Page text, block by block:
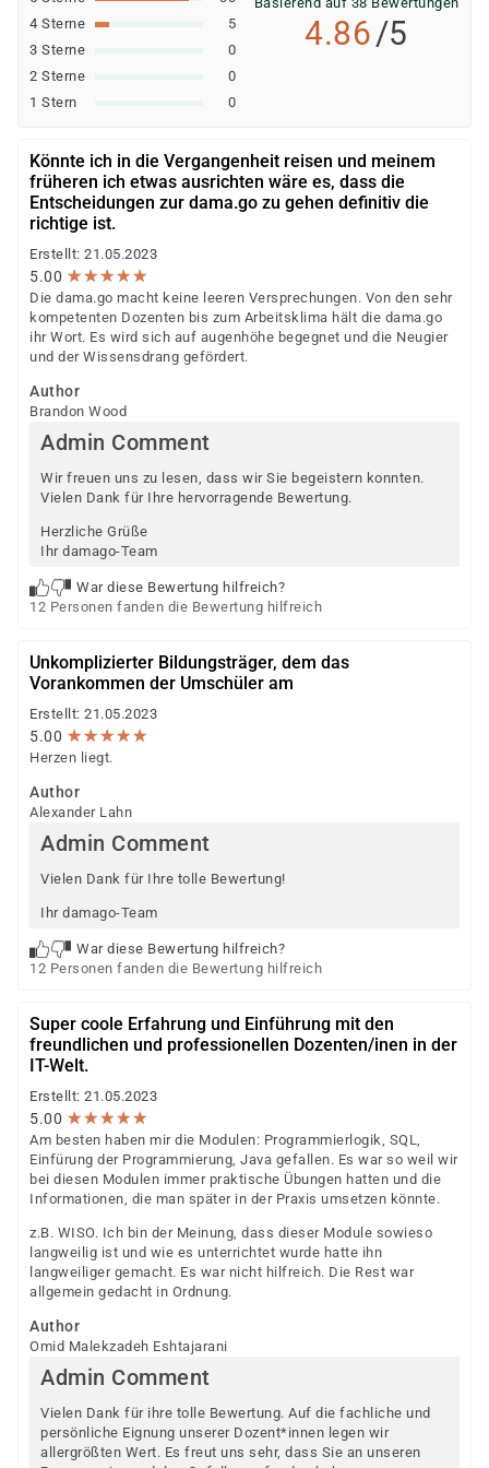
4 Sterne
5
3 Sterne
0
2 Sterne
0
1 Stern
0
4.86/5
Könnte ich in die Vergangenheit reisen und meinem
früheren ich etwas ausrichten wäre es, dass die
Entscheidungen zur dama.go zu gehen definitiv die
richtige ist.
Erstellt: 21.05.2023
5.00 ★★★★★
★★★★★
Die dama.go macht keine leeren Versprechungen. Von den sehr
kompetenten Dozenten bis zum Arbeitsklima hält die dama.go
ihr Wort. Es wird sich auf augenhöhe begegnet und die Neugier
und der Wissensdrang gefördert.
Author
Brandon Wood
Admin Comment
Wir freuen uns zu lesen, dass wir Sie begeistern konnten.
Vielen Dank für Ihre hervorragende Bewertung.
Herzliche Grüße
Ihr damago-Team
War diese Bewertung hilfreich?
12 Personen fanden die Bewertung hilfreich
Unkomplizierter Bildungsträger, dem das
Vorankommen der Umschüler am
Erstellt: 21.05.2023
5.00 ★★★★★
★★★★★
Herzen liegt.
Author
Alexander Lahn
Admin Comment
Vielen Dank für Ihre tolle Bewertung!
Ihr damago-Team
War diese Bewertung hilfreich?
12 Personen fanden die Bewertung hilfreich
Super coole Erfahrung und Einführung mit den
freundlichen und professionellen Dozenten/inen in der
IT-Welt.
Erstellt: 21.05.2023
5.00 ★★★★★
★★★★★
Am besten haben mir die Modulen: Programmierlogik, SQL,
Einfürung der Programmierung, Java gefallen. Es war so weil wir
bei diesen Modulen immer praktische Übungen hatten und die
Informationen, die man später in der Praxis umsetzen könnte.
z.B. WISO. Ich bin der Meinung, dass dieser Module sowieso
langweilig ist und wie es unterrichtet wurde hatte ihn
langweiliger gemacht. Es war nicht hilfreich. Die Rest war
allgemein gedacht in Ordnung.
Author
Omid Malekzadeh Eshtajarani
Admin Comment
Vielen Dank für ihre tolle Bewertung. Auf die fachliche und
persönliche Eignung unserer Dozent*innen legen wir
allergrößten Wert. Es freut uns sehr, dass Sie an unseren